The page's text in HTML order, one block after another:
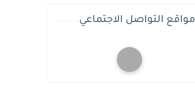
مواقع التواصل الاجتماعي